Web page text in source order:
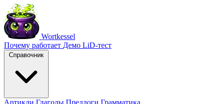
Wortkessel
Почему работает Демо LiD-тест
Справочник
Артикли Глаголы Предлоги Грамматика